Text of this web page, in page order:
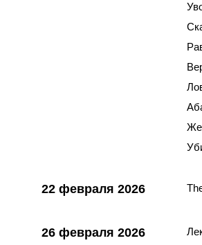
22 февраля 2026
26 февраля 2026